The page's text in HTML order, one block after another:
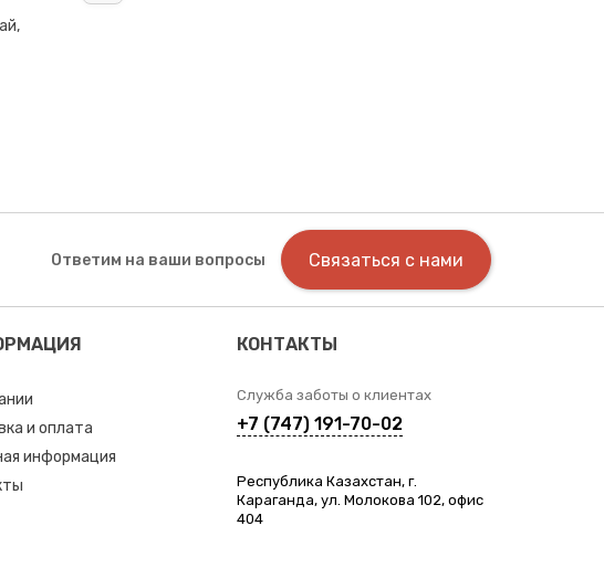
Ответим на ваши вопросы Связаться с нами
и оплата
информация
КОНТАКТЫ
Служба заботы о клиентах
+7 (747) 191-70-02
Республика Казахстан, г.
Караганда, ул. Молокова 102, офис
404